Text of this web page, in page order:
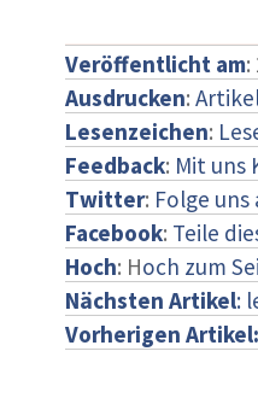
Veröffentlicht am:
Ausdrucken:
Lesenzeichen:
Feedback: Mit uns
Twitter: Folge
Facebook: Teile
Hoch: Hoch zum
Nächsten Artikel:
Vorherigen